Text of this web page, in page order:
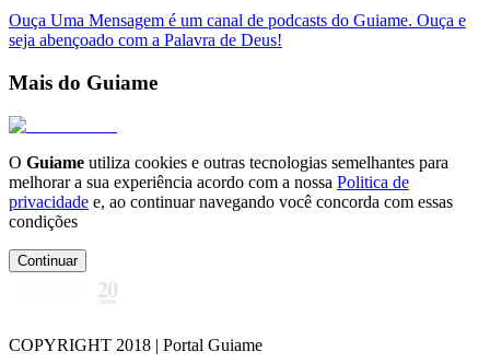
Ouça Uma Mensagem é um canal de podcasts do Guiame. Ouça e
seja abençoado com a Palavra de Deus!
Mais do Guiame
O Guiame utiliza cookies e outras tecnologias semelhantes para
melhorar a sua experiência acordo com a nossa Politica de
privacidade e, ao continuar navegando você concorda com essas
condições
Continuar
COPYRIGHT 2018 | Portal Guiame